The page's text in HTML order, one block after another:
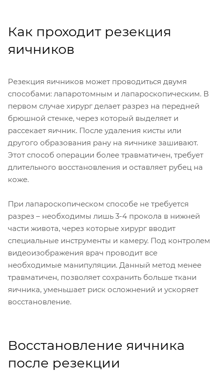
Как проходит резекция
яичников
Резекция яичников может проводиться двумя
способами: лапаротомным и лапароскопическим. В
первом случае хирург делает разрез на передней
брюшной стенке, через который выделяет и
рассекает яичник. После удаления кисты или
другого образования рану на яичнике зашивают.
Этот способ операции более травматичен, требует
длительного восстановления и оставляет рубец на
коже.
При лапароскопическом способе не требуется
разрез – необходимы лишь 3-4 прокола в нижней
части живота, через которые хирург вводит
специальные инструменты и камеру. Под контролем
видеоизображения врач проводит все
необходимые манипуляции. Данный метод менее
травматичен, позволяет сохранить больше ткани
яичника, уменьшает риск осложнений и ускоряет
восстановление.
Восстановление яичника
после резекции